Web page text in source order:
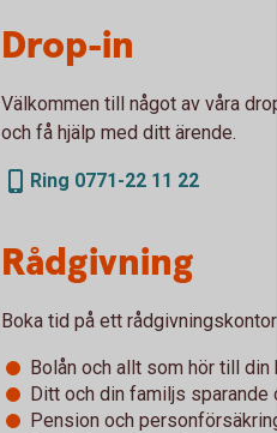
Drop-in
Välkommen till något av våra
och få hjälp med ditt ärende.
Ring 0771-22 11 22
Rådgivning
Boka tid på ett rådgivningskontor
Bolån och allt som hör till din
Ditt och din familjs sparande
Pension och